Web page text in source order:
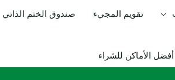
تقويم المجيء صندوق الختم الذاتي
الأماكن للشراء